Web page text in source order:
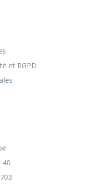
et RGPD
40